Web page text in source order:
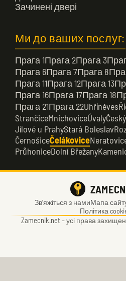
Зачинені двері
Ми до ваших послуг:
Прага 1Прага 2Прага 3
Прага 6Прага 7Прага 8
Прага 11Прага 12Прага 13
Прага 16Прага 17Прага 18
Прага 21Прага 22Uhříněves
StrančiceMnichoviceÚvaly
Jílové u PrahyStará Boleslav
ČernošiceČelákovice
PrůhoniceDolní Břežany
Зв’яжіться з намиМапа
Політика
Zamecnik.net –усі права